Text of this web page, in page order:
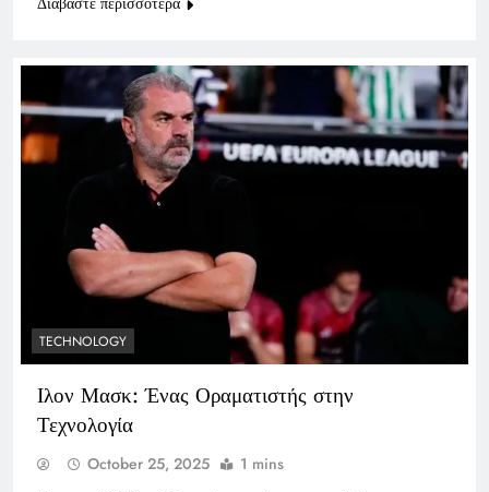
TECHNOLOGY
Ιλον Μασκ: Ένας Οραματιστής στην
Τεχνολογία
October 25, 2025 1 mins